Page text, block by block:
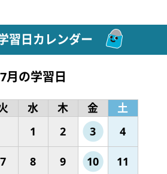
習日カレンダー
7月の学習日
水 木 金
土
1
2 3 4
7 8 9 10 11